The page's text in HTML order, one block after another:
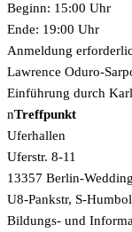
Beginn: 15:00 Uhr
Ende: 19:00 Uhr
Anmeldung
Lawrence Oduro-
Einführung durch
nTreffpunkt
Uferhallen
Uferstr. 8-11
13357 Berlin-Wedding
U8-Pankstr, S-
Bildungs- und